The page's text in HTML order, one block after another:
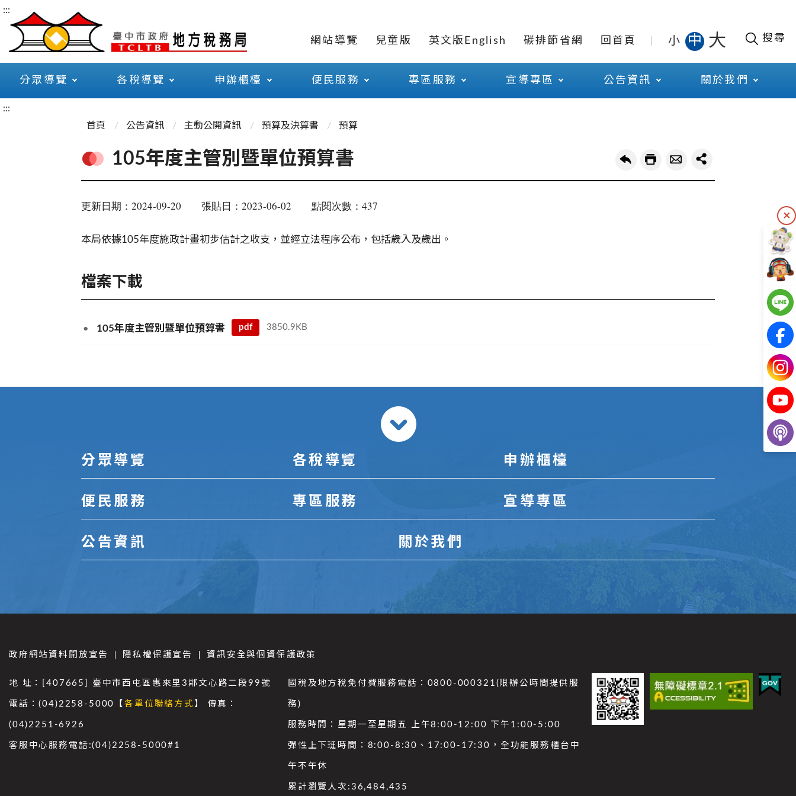
:::
網站導覽 兒童版 英文版English 碳排節省網 回首頁 小 中 大 搜尋
分眾導覽 各稅導覽 申辦櫃檯 便民服務 專區服務 宣導專區 公告資訊 關於我們
:::
首頁
公告資訊 主動公開資訊 預算及決算書 預算
105年度主管別暨單位預算書
更新日期：2024-09-20 張貼日：2023-06-02 點閱次數：437
本局依據105年度施政計畫初步估計之收支，並經立法程序公布，包括歲入及歲出。
檔案下載
105年度主管別暨單位預算書 pdf 3850.9KB
分眾導覽 各稅導覽 申辦櫃檯
便民服務 專區服務 宣導專區
公告資訊 關於我們
政府網站資料開放宣告 隱私權保護宣告 資訊安全與個資保護政策
地 址：[407665] 臺中市西屯區惠來里3鄰文心路二段99號
電話：(04)2258-5000【各單位聯絡方式 】 傳真：
(04)2251-6926
客服中心服務電話:(04)2258-5000#1
國稅及地方稅免付費服務電話：0800-000321(限辦公時間提供服
務)
服務時間：星期一至星期五 上午8:00-12:00 下午1:00-5:00
彈性上下班時間：8:00-8:30、17:00-17:30，全功能服務櫃台中
午不午休
累計瀏覽人次: 36,484,435